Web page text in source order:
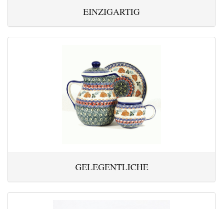
EINZIGARTIG
GELEGENTLICHE